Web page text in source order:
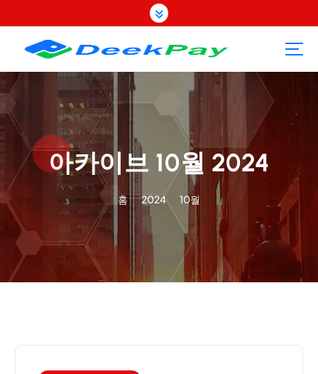
텐
건
기
아카이브 10월 2024
홈 2024 10월